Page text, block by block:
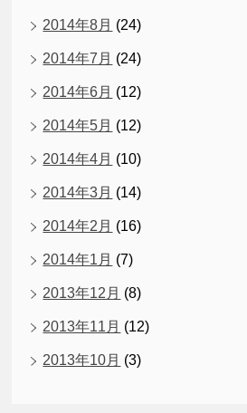
2014年8月 (24)
2014年7月 (24)
2014年6月 (12)
2014年5月 (12)
2014年4月 (10)
2014年3月 (14)
2014年2月 (16)
2014年1月 (7)
2013年12月 (8)
2013年11月 (12)
2013年10月 (3)